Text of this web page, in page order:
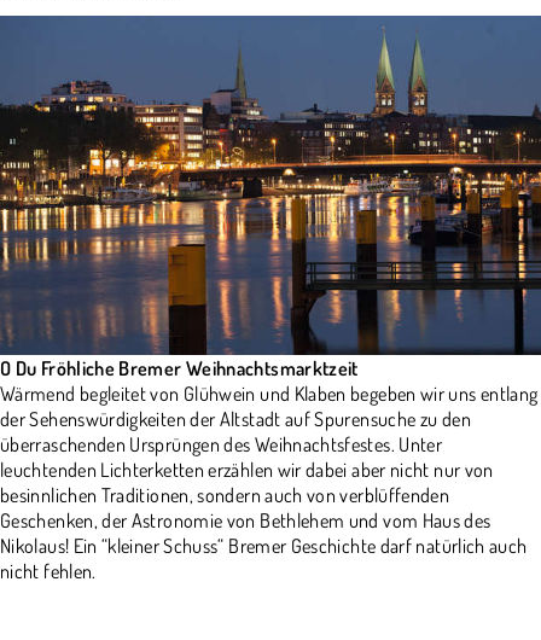
O Du Fröhliche Bremer Weihnachtsmarktzeit
Wärmend begleitet von Glühwein und Klaben begeben wir uns entlang
der Sehenswürdigkeiten der Altstadt auf Spurensuche zu den
überraschenden Ursprüngen des Weihnachtsfestes. Unter
leuchtenden Lichterketten erzählen wir dabei aber nicht nur von
besinnlichen Traditionen, sondern auch von verblüffenden
Geschenken, der Astronomie von Bethlehem und vom Haus des
Nikolaus! Ein “kleiner Schuss“ Bremer Geschichte darf natürlich auch
nicht fehlen.